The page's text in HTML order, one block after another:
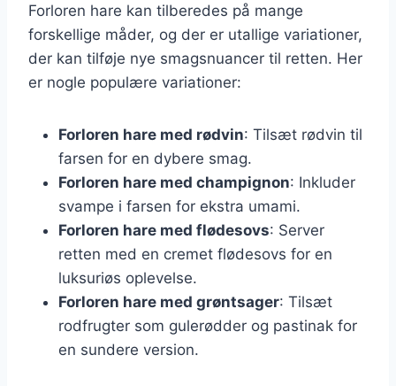
Forloren hare kan tilberedes på mange
forskellige måder, og der er utallige variationer,
der kan tilføje nye smagsnuancer til retten. Her
er nogle populære variationer:
Forloren hare med rødvin: Tilsæt rødvin til
farsen for en dybere smag.
Forloren hare med champignon: Inkluder
svampe i farsen for ekstra umami.
Forloren hare med flødesovs: Server
retten med en cremet flødesovs for en
luksuriøs oplevelse.
Forloren hare med grøntsager: Tilsæt
rodfrugter som gulerødder og pastinak for
en sundere version.